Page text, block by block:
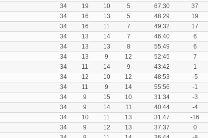
34 19 10 5 67:30 37
34 16 13 5 48:29 19
34 16 11 7 49:32 17
34 13 14 7 46:40 6
34 13 13 8 55:49 6
34 13 9 12 52:45 7
34 11 14 9 43:42 1
34 12 10 12 48:53 -5
34 11 9 14 55:56 -1
34 9 15 10 31:34 -3
34 9 14 11 40:44 -4
34 10 11 13 31:47 -16
34 9 12 13 37:37 0